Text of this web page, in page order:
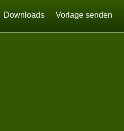
Downloads Vorlage senden